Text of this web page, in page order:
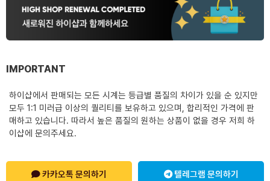
IMPORTANT
하이샵에서 판매되는 모든 시계는 등급별 품질의 차이가 있을 순 있지만
모두 1:1 미러급 이상의 퀄리티를 보유하고 있으며, 합리적인 가격에 판
매하고 있습니다. 따라서 높은 품질의 원하는 상품이 없을 경우 저희 하
이샵에 문의주세요.
카카오톡 문의하기 텔레그램 문의하기